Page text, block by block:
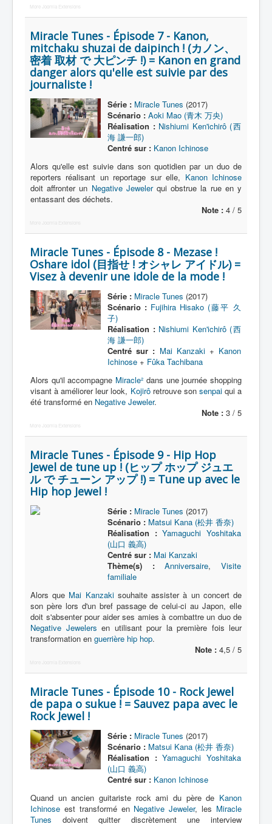
More Joomla Extensions
Miracle Tunes - Épisode 7 - Kanon,
mitchaku shuzai de daipinch ! (カノン、
密着 取材 で 大ピンチ !) = Kanon en grand
danger alors qu'elle est suivie par des
journaliste !
Série : Miracle Tunes (2017)
Scénario : Aoki Mao (青木 万央)
Réalisation : Nishiumi Ken'ichirô (西
海 謙一郎)
Centré sur : Kanon Ichinose
Alors qu'elle est suivie dans son quotidien par un duo de
reporters réalisant un reportage sur elle, Kanon Ichinose
doit affronter un Negative Jewelerqui obstrue la rue en y
entassant des déchets.
Note : 4 / 5
More Joomla Extensions
Miracle Tunes - Épisode 8 - Mezase !
Oshare idol (目指せ ! オシャレ アイドル) =
Visez à devenir une idole de la mode !
Série : Miracle Tunes (2017)
Scénario : Fujihira Hisako (藤平 久
子)
Réalisation : Nishiumi Ken'ichirô (西
海 謙一郎)
Centré sur : Mai Kanzaki+ Kanon
Ichinose+ Fûka Tachibana
Alors qu'il accompagne Miracle² dans une journée shopping
visant à améliorer leur look, Kojirôretrouve son senpaiqui a
été transformé en Negative Jeweler.
Note : 3 / 5
More Joomla Extensions
Miracle Tunes - Épisode 9 - Hip Hop
Jewel de tune up ! (ヒップ ホップ ジュエ
ル で チューン アップ !) = Tune up avec le
Hip hop Jewel !
Série : Miracle Tunes (2017)
Scénario : Matsui Kana (松井 香奈)
Réalisation : Yamaguchi Yoshitaka
(山口 義高)
Centré sur : Mai Kanzaki
Thème(s) :
Anniversaire, Visite
familiale
Alors que Mai Kanzakisouhaite assister à un concert de
son père lors d'un bref passage de celui-ci au Japon, elle
doit s'absenter pour aider ses amies à combattre un duo de
Negative Jewelers en utilisant pour la première fois leur
transformation en guerrière hip hop.
Note : 4,5 / 5
More Joomla Extensions
Miracle Tunes - Épisode 10 - Rock Jewel
de papa o sukue ! = Sauvez papa avec le
Rock Jewel !
Série : Miracle Tunes (2017)
Scénario : Matsui Kana (松井 香奈)
Réalisation : Yamaguchi Yoshitaka
(山口 義高)
Centré sur : Kanon Ichinose
Quand un ancien guitariste rock ami du père de Kanon
Ichinose est transformé en Negative Jeweler, les Miracle
Tunes doivent quitter discrètement une interview